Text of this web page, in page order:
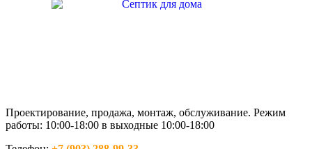
Проектирование, продажа, монтаж, обслуживание. Режим
работы: 10:00-18:00 в выходные 10:00-18:00